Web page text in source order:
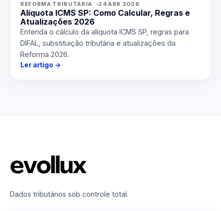
REFORMA TRIBUTÁRIA 24 ABR 2026
Alíquota ICMS SP: Como Calcular, Regras e
Atualizações 2026
Entenda o cálculo da alíquota ICMS SP, regras para
DIFAL, substituição tributária e atualizações da
Reforma 2026.
Ler artigo →
Dados tributários sob controle total.